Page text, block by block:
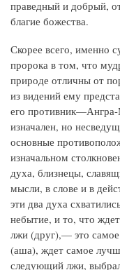
праведный и добрый,
благие божества.
Скорее всего, именно
пророка в том, что
природе отличны от
из видений ему
его
изначален, но
основные
изначальном
духа, близнецы,
мысли, в слове и в
эти два духа
небытие, и то, что
лжи (друг),— это самое
(аша), ждет самое
следующий лжи,